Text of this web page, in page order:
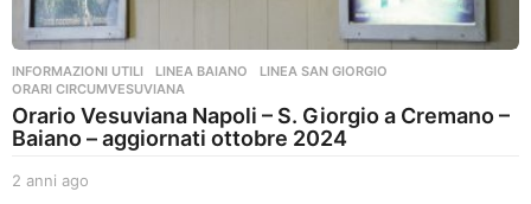
INFORMAZIONI UTILI ,LINEA BAIANO ,LINEA SAN GIORGIO
ORARI CIRCUMVESUVIANA
Orario Vesuviana Napoli – S. Giorgio a Cremano –
Baiano – aggiornati ottobre 2024
2 anni ago